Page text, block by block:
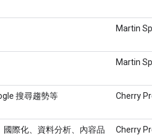
Martin
Martin
搜尋趨勢等 Cherry
際化、資料分析、內容品
Cherry